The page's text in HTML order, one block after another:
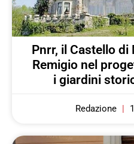
Pnrr, il Castello di
Remigio nel
i giardini
Redazione